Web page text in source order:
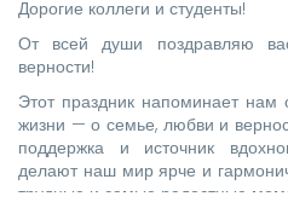
Дорогие коллеги и студенты!
От всей души поздравляю
верности!
Этот праздник напоминает
жизни — о семье, любви и
поддержка и источник
делают наш мир ярче и
трудные и самые радостные